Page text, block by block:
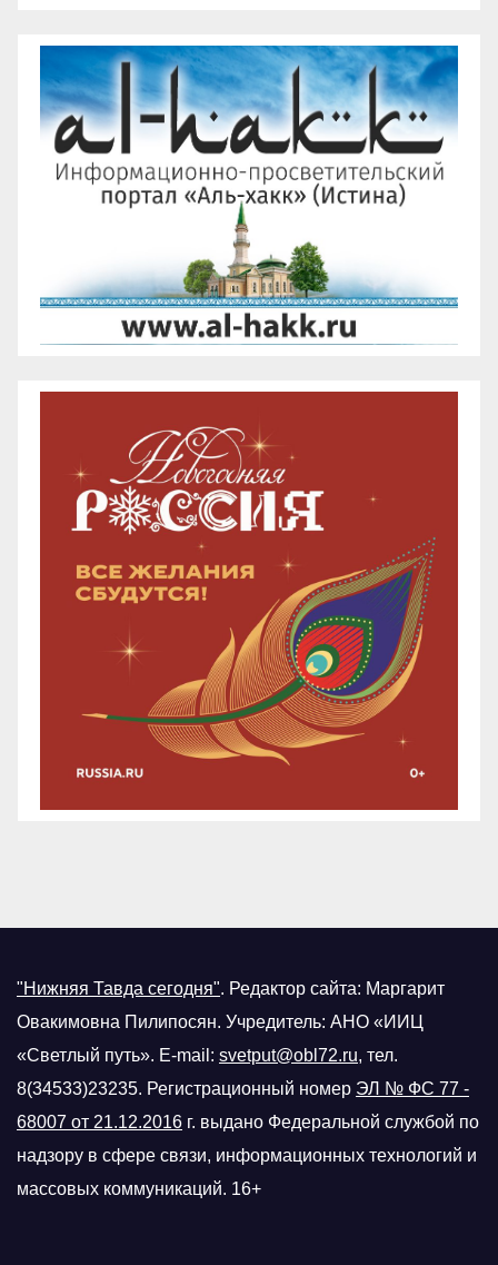
"Нижняя Тавда сегодня". Редактор сайта: Маргарит
Овакимовна Пилипосян. Учредитель: АНО «ИИЦ
«Светлый путь». E-mail: svetput@obl72.ru, тел.
8(34533)23235. Регистрационный номер ЭЛ № ФС 77 -
68007 от 21.12.2016 г. выдано Федеральной службой по
надзору в сфере связи, информационных технологий и
массовых коммуникаций. 16+